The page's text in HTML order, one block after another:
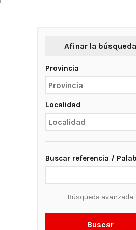
Afinar la búsqueda
Provincia
Localidad
Buscar referencia /
Búsqueda avanzada
Buscar